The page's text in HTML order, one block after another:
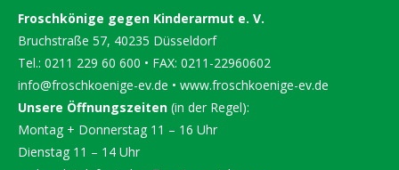
Froschkönige gegen Kinderarmut e. V.
Bruchstraße 57, 40235 Düsseldorf
Tel.: 0211 229 60 600 • FAX: 0211-22960602
info@froschkoenige-ev.de • www.froschkoenige-ev.de
Unsere Öffnungszeiten (in der Regel):
Montag + Donnerstag 11 – 16 Uhr
Dienstag 11 – 14 Uhr